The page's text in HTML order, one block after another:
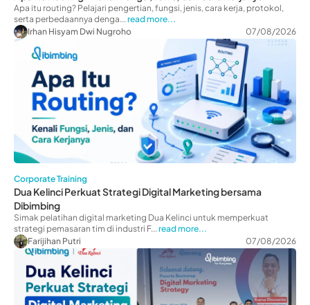
Apa itu routing? Pelajari pengertian, fungsi, jenis, cara kerja, protokol,
serta perbedaannya denga...read more...
Irhan Hisyam Dwi Nugroho
07/08/2026
Corporate Training
Dua Kelinci Perkuat Strategi Digital Marketing bersama
Dibimbing
Simak pelatihan digital marketing Dua Kelinci untuk memperkuat
strategi pemasaran tim di industri F...read more...
Farijihan Putri
07/08/2026